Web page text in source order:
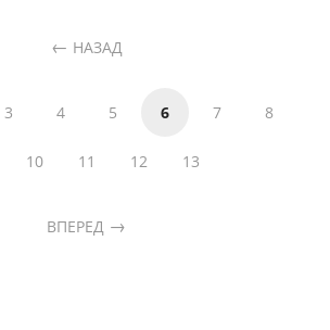
НАЗАД
3 4 5 6 7 8
10 11 12 13
ВПЕРЕД